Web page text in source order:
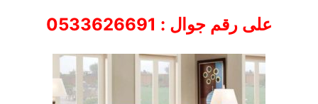
على رقم جوال : 0533626691